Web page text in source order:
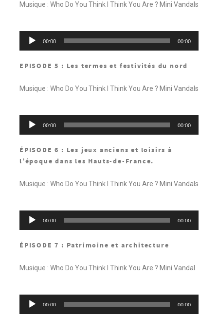
Musique : Who Do You Think I Think You Are ? Mini Vandals
Lecteur
audio
00:00 00:00
EPISODE 5 : Les termes et festivités du nord
Musique : Who Do You Think I Think You Are ? Mini Vandals
Lecteur
audio
00:00 00:00
ÉPISODE 6 : Les jeux anciens et loisirs à
l’époque dans les Hauts-de-France.
Musique : Who Do You Think I Think You Are ? Mini Vandals
Lecteur
audio
00:00 00:00
ÉPISODE 7 : Patrimoine et architecture
Musique : Who Do You Think I Think You Are ? Mini Vandal
Lecteur
audio
00:00 00:00